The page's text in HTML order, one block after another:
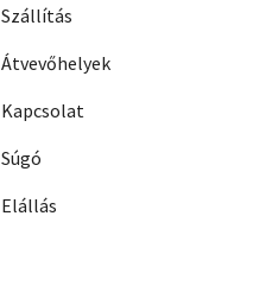
Szállítás
Átvevőhelyek
Kapcsolat
Súgó
Elállás